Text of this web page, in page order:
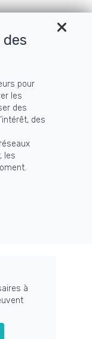
à
pour
les
des
des
les
à